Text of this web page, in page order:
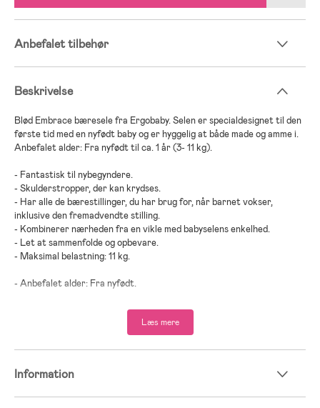
Anbefalet tilbehør
Beskrivelse
Blød Embrace bæresele fra Ergobaby. Selen er specialdesignet til den
første tid med en nyfødt baby og er hyggelig at både made og amme i.
Anbefalet alder: Fra nyfødt til ca. 1 år (3- 11 kg).
- Fantastisk til nybegyndere.
- Skulderstropper, der kan krydses.
- Har alle de bærestillinger, du har brug for, når barnet vokser,
inklusive den fremadvendte stilling.
- Kombinerer nærheden fra en vikle med babyselens enkelhed.
- Let at sammenfolde og opbevare.
- Maksimal belastning: 11 kg.
- Anbefalet alder: Fra nyfødt.
Læs mere
Information